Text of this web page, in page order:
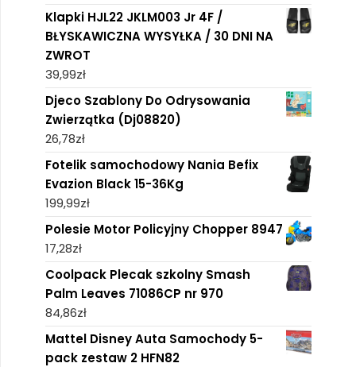
Klapki HJL22 JKLM003 Jr 4F /
BŁYSKAWICZNA WYSYŁKA / 30 DNI NA
ZWROT
39,99zł
Djeco Szablony Do Odrysowania
Zwierzątka (Dj08820)
26,78zł
Fotelik samochodowy Nania Befix
Evazion Black 15-36Kg
199,99zł
Polesie Motor Policyjny Chopper 8947
17,28zł
Coolpack Plecak szkolny Smash
Palm Leaves 71086CP nr 970
84,86zł
Mattel Disney Auta Samochody 5-
pack zestaw 2 HFN82